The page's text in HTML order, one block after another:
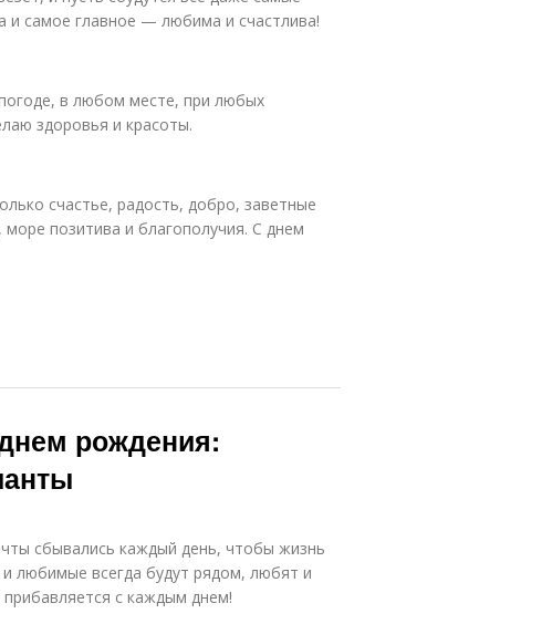
и самое главное — любима и счастлива!
в любом месте, при любых
здоровья и красоты.
счастье, радость, добро, заветные
позитива и благополучия. С днем
рождения:
сбывались каждый день, чтобы жизнь
любимые всегда будут рядом, любят и
с каждым днем!